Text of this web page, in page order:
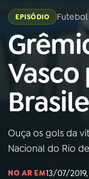
Buscar
na
Rádio
Nacional
01INÍCIO
A RÁDIO
na
Rádio
Nacional
EPISÓDIO
Ouça os gols da
Nacional do Rio
NO AR EM13/07/